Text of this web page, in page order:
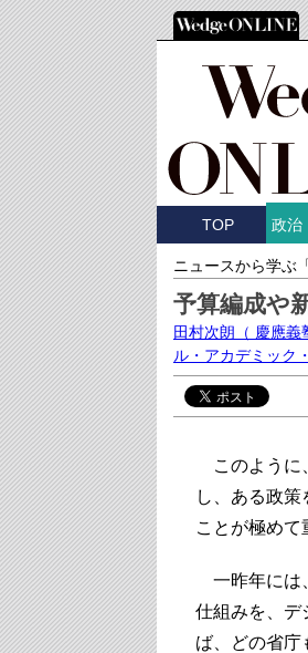
TOP 政治
ニュースから学ぶ
予算編成や
田村次朗 （ 慶應
ル・アカデミック
このように
し、ある政
ことが極めて
一昨年には
仕組みを、デ
ば、どの省庁